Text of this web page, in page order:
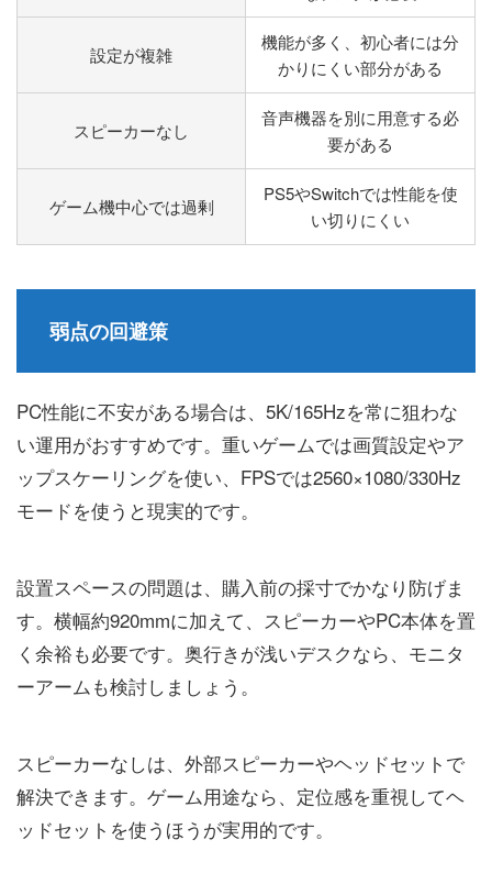
設定が複雑
機能が多く、初心者には分
かりにくい部分がある
スピーカーなし
音声機器を別に用意する必
要がある
ゲーム機中心では過剰
PS5やSwitchでは性能を使
い切りにくい
弱点の回避策
PC性能に不安がある場合は、5K/165Hzを常に狙わな
い運用がおすすめです。重いゲームでは画質設定やア
ップスケーリングを使い、FPSでは2560×1080/330Hz
モードを使うと現実的です。
設置スペースの問題は、購入前の採寸でかなり防げま
す。横幅約920mmに加えて、スピーカーやPC本体を置
く余裕も必要です。奥行きが浅いデスクなら、モニタ
ーアームも検討しましょう。
スピーカーなしは、外部スピーカーやヘッドセットで
解決できます。ゲーム用途なら、定位感を重視してヘ
ッドセットを使うほうが実用的です。